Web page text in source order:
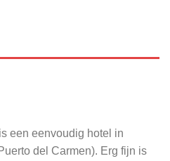
een eenvoudig hotel in
del Carmen). Erg fijn is